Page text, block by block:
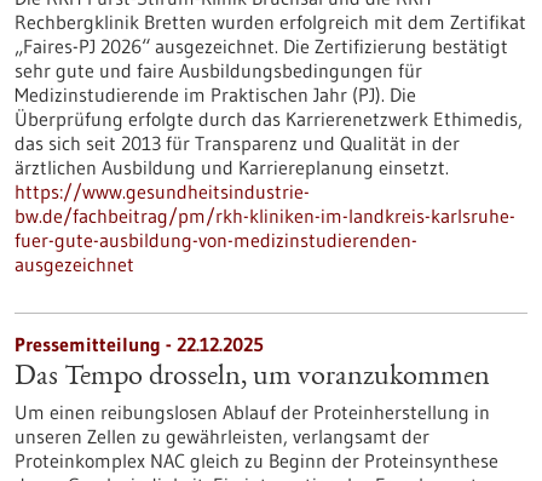
Rechbergklinik Bretten wurden erfolgreich mit dem Zertifikat
„Faires-PJ 2026“ ausgezeichnet. Die Zertifizierung bestätigt
sehr gute und faire Ausbildungsbedingungen für
Medizinstudierende im Praktischen Jahr (PJ). Die
Überprüfung erfolgte durch das Karrierenetzwerk Ethimedis,
das sich seit 2013 für Transparenz und Qualität in der
ärztlichen Ausbildung und Karriereplanung einsetzt.
https://www.gesundheitsindustrie-
bw.de/fachbeitrag/pm/rkh-kliniken-im-landkreis-karlsruhe-
fuer-gute-ausbildung-von-medizinstudierenden-
ausgezeichnet
Pressemitteilung - 22.12.2025
Das Tempo drosseln, um voranzukommen
Um einen reibungslosen Ablauf der Proteinherstellung in
unseren Zellen zu gewährleisten, verlangsamt der
Proteinkomplex NAC gleich zu Beginn der Proteinsynthese